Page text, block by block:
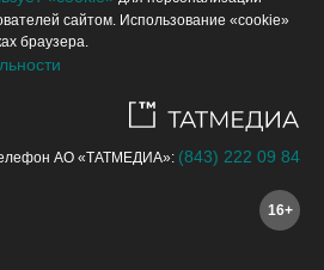
сайтом. Использование «cookie»
браузера.
АО «ТАТМЕДИА»: (843) 222 09 84
16+